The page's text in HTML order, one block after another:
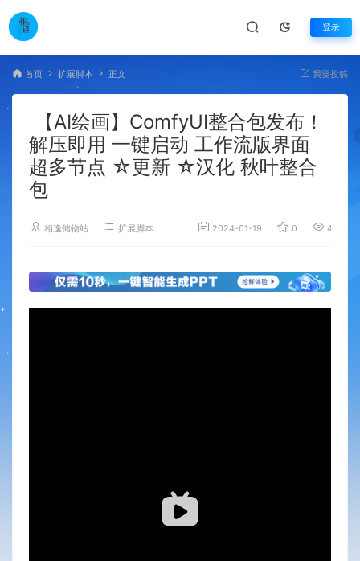
登录
首页 扩展脚本 正文 我要投稿
【AI绘画】ComfyUI整合包发布！
解压即用 一键启动 工作流版界面
超多节点 ☆更新 ☆汉化 秋叶整合
包
相逢储物站 扩展脚本 2024-01-19 0 4,787